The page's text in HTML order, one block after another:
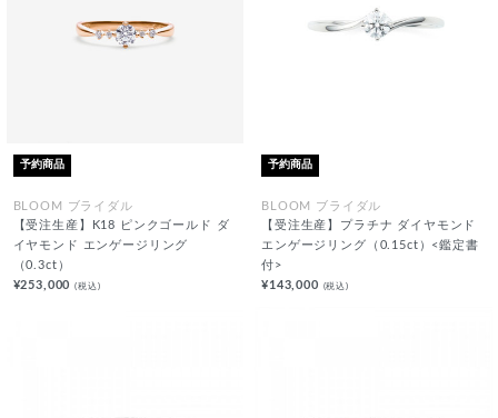
予約商品
BLOOM ブライダル
【受注生産】K18 ピンクゴールド ダ
イヤモンド エンゲージリング
（0.3ct）
¥253,000(税込)
予約商品
BLOOM ブライダル
【受注生産】プラチナ ダイヤモンド
エンゲージリング（0.15ct）<鑑定書
付>
¥143,000 (税込)